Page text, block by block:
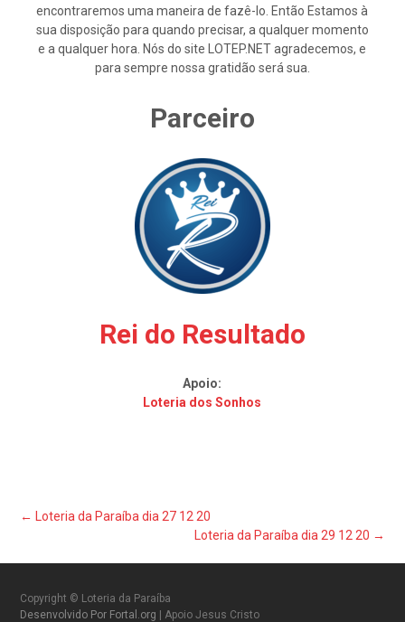
encontraremos uma maneira de fazê-lo. Então Estamos à
sua disposição para quando precisar, a qualquer momento
e a qualquer hora. Nós do site LOTEP.NET agradecemos, e
para sempre nossa gratidão será sua.
Parceiro
Rei do Resultado
Apoio:
Loteria dos Sonhos
Post
navigation
←
Loteria da Paraíba dia 27 12 20
Loteria da Paraíba dia 29 12 20 →
Copyright © Loteria da Paraíba
Desenvolvido Por Fortal.org
| Apoio Jesus Cristo